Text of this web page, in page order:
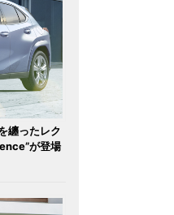
纏ったレク
が登場